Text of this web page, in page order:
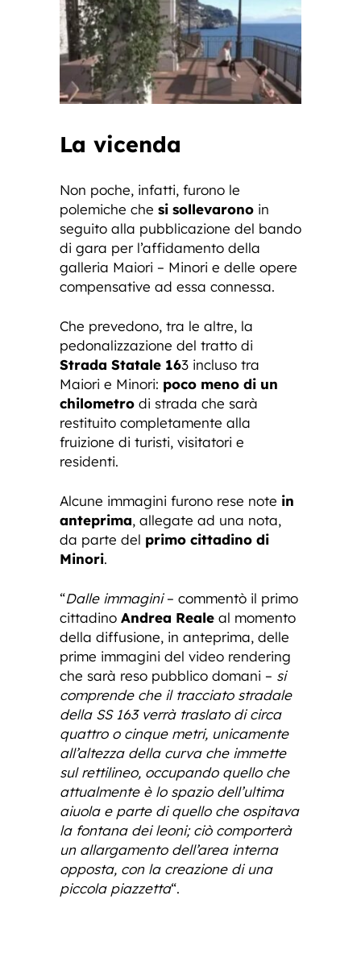
La vicenda
Non poche, infatti, furono le
polemiche che si sollevarono in
seguito alla pubblicazione del bando
di gara per l’affidamento della
galleria Maiori – Minori e delle opere
compensative ad essa connessa.
Che prevedono, tra le altre, la
pedonalizzazione del tratto di
Strada Statale 163 incluso tra
Maiori e Minori: poco meno di un
chilometro di strada che sarà
restituito completamente alla
fruizione di turisti, visitatori e
residenti.
Alcune immagini furono rese note in
anteprima, allegate ad una nota,
da parte del primo cittadino di
Minori.
“Dalle immagini– commentò il primo
cittadino Andrea Reale al momento
della diffusione, in anteprima, delle
prime immagini del video rendering
che sarà reso pubblico domani – si
comprende che il tracciato stradale
della SS 163 verrà traslato di circa
quattro o cinque metri, unicamente
all’altezza della curva che immette
sul rettilineo, occupando quello che
attualmente è lo spazio dell’ultima
aiuola e parte di quello che ospitava
la fontana dei leoni; ciò comporterà
un allargamento dell’area interna
opposta, con la creazione di una
piccola piazzetta“.